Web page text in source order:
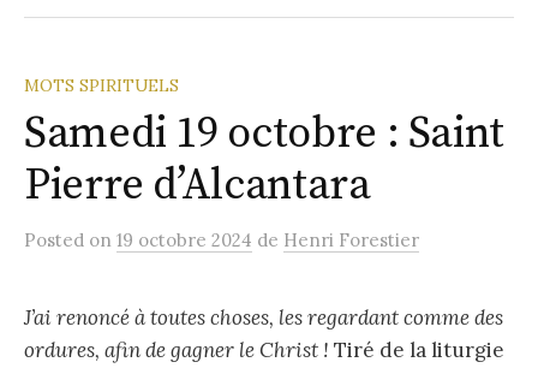
MOTS SPIRITUELS
Samedi 19 octobre : Saint
Pierre d’Alcantara
Posted on 19 octobre 2024 de Henri Forestier
J’ai renoncé à toutes choses, les regardant comme des
ordures, afin de gagner le Christ ! Tiré de la liturgie